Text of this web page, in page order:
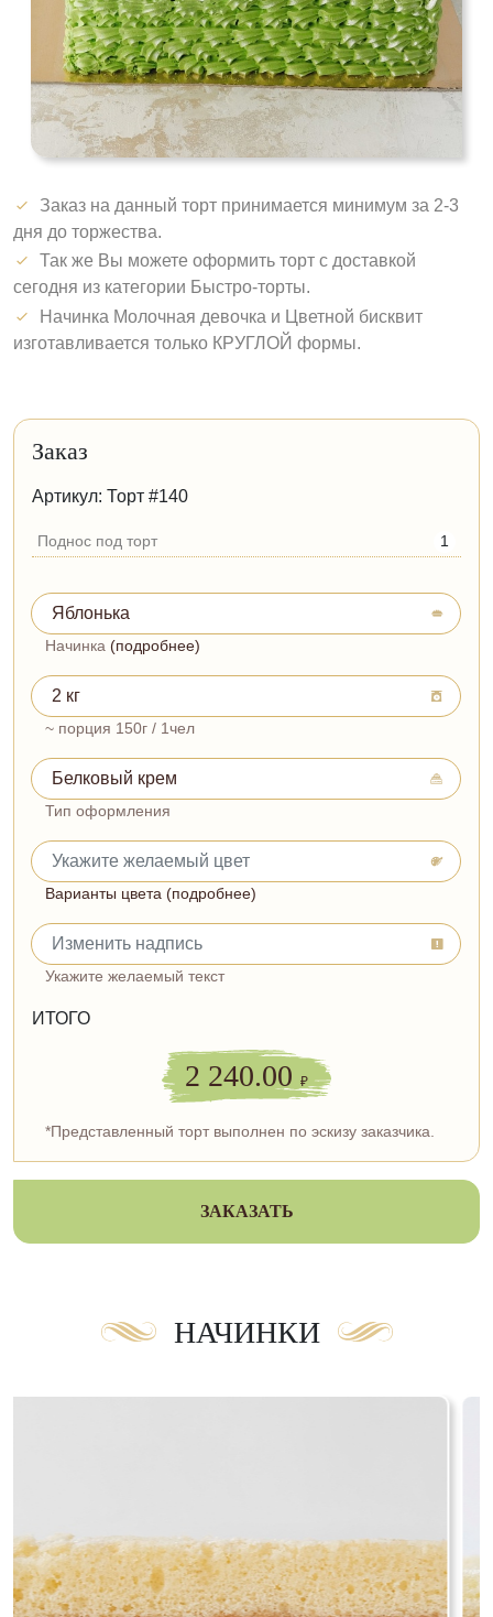
Заказ на данный торт принимается минимум за 2-3
дня до торжества.
Так же Вы можете оформить торт с доставкой
сегодня из категории Быстро-торты.
Начинка Молочная девочка и Цветной бисквит
изготавливается только КРУГЛОЙ формы.
Заказ
Артикул: Торт #140
Поднос под торт 1
Начинка (подробнее)
~ порция 150г / 1чел
Тип оформления
Варианты цвета (подробнее)
Укажите желаемый текст
ИТОГО
2 240.00 ₽
*Представленный торт выполнен по эскизу заказчика.
ЗАКАЗАТЬ
НАЧИНКИ